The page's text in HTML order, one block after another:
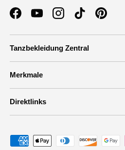
FacebookYouTubeInstagramTikTokPinterest
Tanzbekleidung Zentral
Merkmale
Direktlinks
Zahlungsmethoden